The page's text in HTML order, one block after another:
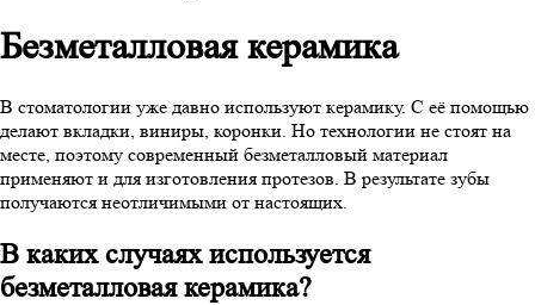
Безметалловая керамика
В стоматологии уже давно используют керамику. С её помощью
делают вкладки, виниры, коронки. Но технологии не стоят на
месте, поэтому современный безметалловый материал
применяют и для изготовления протезов. В результате зубы
получаются неотличимыми от настоящих.
В каких случаях используется
безметалловая керамика?